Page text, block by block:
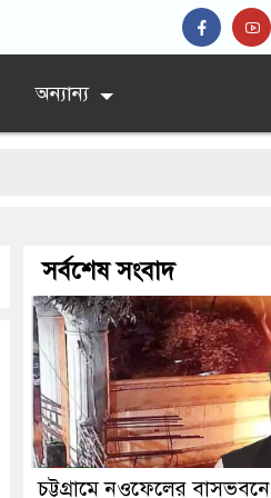
অন্যান্য
সর্বশেষ সংবাদ
চট্টগ্রামে নওফেলের বাসভবনে